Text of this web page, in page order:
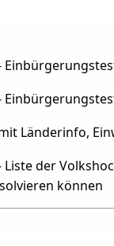
Länderinfo,
Liste der
können